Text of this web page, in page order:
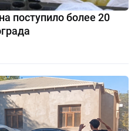
поступило более 20